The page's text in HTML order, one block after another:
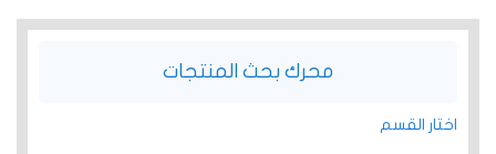
محرك بحث المنتجات
اختار القسم